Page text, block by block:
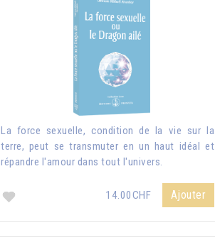
La force sexuelle, condition de la vie sur la
terre, peut se transmuter en un haut idéal et
répandre l'amour dans tout l'univers.
14.00CHF Ajouter